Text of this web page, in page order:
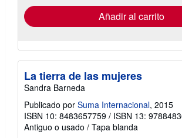
envío
Añadir al carrito
La tierra de las mujeres
Sandra Barneda
Publicado por Suma Internacional, 2015
ISBN 10: 8483657759 / ISBN 13:
Antiguo o usado / Tapa blanda